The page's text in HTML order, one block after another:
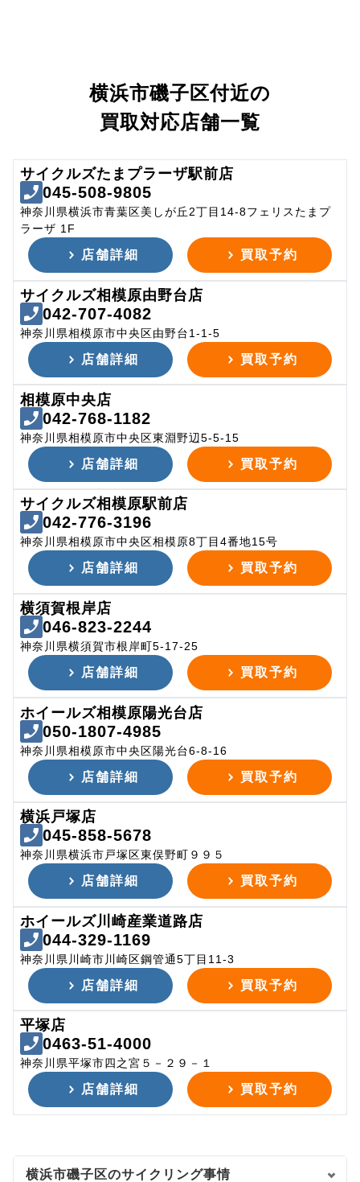
横浜市磯子区付近の
買取対応店舗一覧
サイクルズたまプラーザ駅前店
045-508-9805
神奈川県横浜市青葉区美しが丘2丁目14-8フェリスたまプ
ラーザ 1F
店舗詳細 買取予約
サイクルズ相模原由野台店
042-707-4082
神奈川県相模原市中央区由野台1-1-5
店舗詳細 買取予約
相模原中央店
042-768-1182
神奈川県相模原市中央区東淵野辺5-5-15
店舗詳細 買取予約
サイクルズ相模原駅前店
042-776-3196
神奈川県相模原市中央区相模原8丁目4番地15号
店舗詳細 買取予約
横須賀根岸店
046-823-2244
神奈川県横須賀市根岸町5-17-25
店舗詳細 買取予約
ホイールズ相模原陽光台店
050-1807-4985
神奈川県相模原市中央区陽光台6-8-16
店舗詳細 買取予約
横浜戸塚店
045-858-5678
神奈川県横浜市戸塚区東俣野町９９５
店舗詳細 買取予約
ホイールズ川崎産業道路店
044-329-1169
神奈川県川崎市川崎区鋼管通5丁目11-3
店舗詳細 買取予約
平塚店
0463-51-4000
神奈川県平塚市四之宮５－２９－１
店舗詳細 買取予約
横浜市磯子区のサイクリング事情